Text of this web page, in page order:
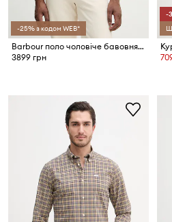
-25% з кодом WEB*
Barbour поло чоловіче бавовняне
3899 грн
-